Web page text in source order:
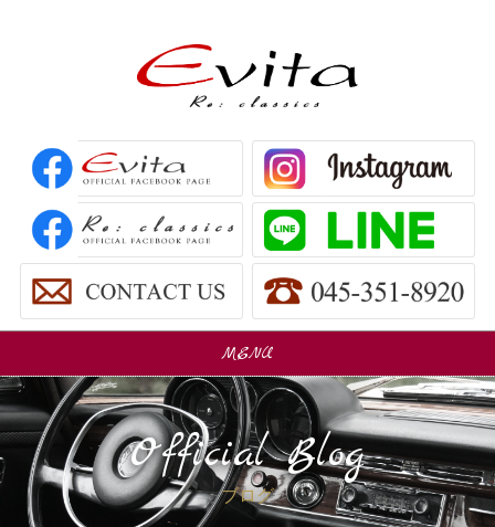
MENU
Car Sales
販売車
パーツ販売
Trade In
買取査定
Official Blog
ブログ